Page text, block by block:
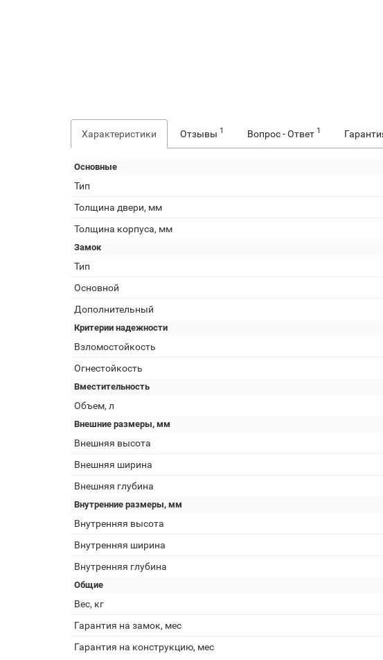
Характеристики Отзывы 1 Вопрос - Ответ 1
Основные
Тип
Толщина двери, мм
Толщина корпуса, мм
Замок
Тип
Основной
Дополнительный
Критерии надежности
Взломостойкость
Огнестойкость
Вместительность
Объем, л
Внешние размеры, мм
Внешняя высота
Внешняя ширина
Внешняя глубина
Внутренние размеры, мм
Внутренняя высота
Внутренняя ширина
Внутренняя глубина
Общие
Вес, кг
Гарантия на замок, мес
Гарантия на конструкцию, мес